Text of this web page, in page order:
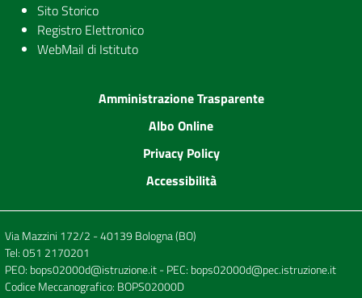
Sito Storico
Registro Elettronico
WebMail di Istituto
Amministrazione Trasparente
Albo Online
Privacy Policy
Accessibilità
Via Mazzini 172/2 - 40139 Bologna (BO)
Tel:051 2170201
PEO: bops02000d@istruzione.it- PEC: bops02000d@pec.istruzione.it
Codice Meccanografico: BOPS02000D